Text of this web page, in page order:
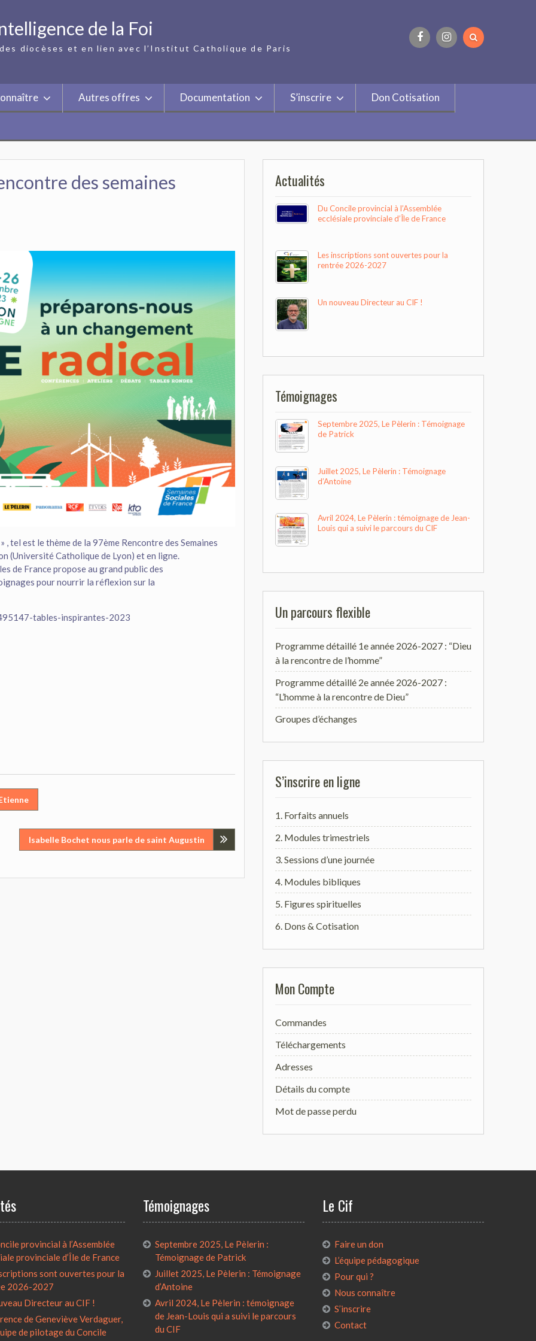
de la Foi
diocèses et en lien avec l’Institut Catholique de Paris
Autres offres Documentation S’inscrire Don Cotisation
des semaines
tel est le thème de la 97ème Rencontre des Semaines
(Université Catholique de Lyon) et en ligne.
de France propose au grand public des
pour nourrir la réflexion sur la
tables-inspirantes-2023
Isabelle Bochet nous parle de saint Augustin
Actualités
Du Concile provincial à l’Assemblée
ecclésiale provinciale d’Île de France
Les inscriptions sont ouvertes pour la
rentrée 2026-2027
Un nouveau Directeur au CIF !
Témoignages
Septembre 2025, Le Pèlerin : Témoignage
de Patrick
Juillet 2025, Le Pèlerin : Témoignage
d’Antoine
Avril 2024, Le Pèlerin : témoignage de Jean-
Louis qui a suivi le parcours du CIF
Un parcours flexible
Programme détaillé 1e année 2026-2027 : “Dieu
à la rencontre de l’homme”
Programme détaillé 2e année 2026-2027 :
“L’homme à la rencontre de Dieu”
Groupes d’échanges
S’inscrire en ligne
1. Forfaits annuels
2. Modules trimestriels
3. Sessions d’une journée
4. Modules bibliques
5. Figures spirituelles
6. Dons & Cotisation
Mon Compte
Commandes
Téléchargements
Adresses
Détails du compte
Mot de passe perdu
provincial à l’Assemblée
provinciale d’Île de France
sont ouvertes pour la
2026-2027
Directeur au CIF !
de Geneviève Verdaguer,
de pilotage du Concile
Témoignages
Septembre 2025, Le Pèlerin :
Témoignage de Patrick
Juillet 2025, Le Pèlerin : Témoignage
d’Antoine
Avril 2024, Le Pèlerin : témoignage
de Jean-Louis qui a suivi le parcours
du CIF
Le Cif
Faire un don
L’équipe pédagogique
Pour qui ?
Nous connaître
S’inscrire
Contact